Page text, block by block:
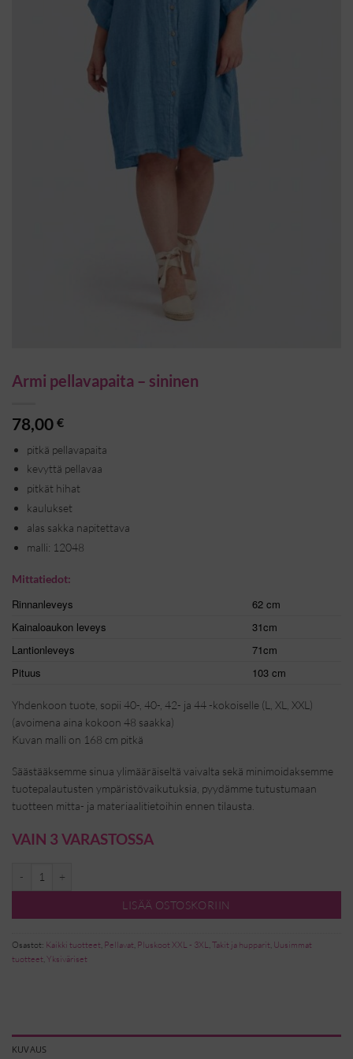
Armi pellavapaita – sininen
78,00 €
pitkä pellavapaita
kevyttä pellavaa
pitkät hihat
kaulukset
alas sakka napitettava
malli: 12048
Mittatiedot:
Rinnanleveys
62 cm
Kainaloaukon leveys
31cm
Lantionleveys
71cm
Pituus
103 cm
Yhdenkoon tuote, sopii 40-, 40-, 42- ja 44 -kokoiselle (L, XL, XXL)
(avoimena aina kokoon 48 saakka)
Kuvan malli on 168 cm pitkä
Säästääksemme sinua ylimääräiseltä vaivalta sekä minimoidaksemme
tuotepalautusten ympäristövaikutuksia, pyydämme tutustumaan
tuotteen mitta- ja materiaalitietoihin ennen tilausta.
VAIN 3 VARASTOSSA
LISÄÄ OSTOSKORIIN
Osastot: Kaikki tuotteet, Pellavat, Pluskoot XXL - 3XL,Takit ja hupparit, Uusimmat
tuotteet,Yksiväriset
KUVAUS